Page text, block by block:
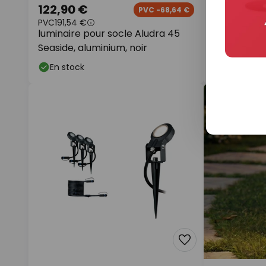
luminaire pour socle Aludra 45
Seaside, aluminium, noir
122,90 € PVC -68,64 €
PVC191,54 €
En stock
dans le sol
lumière,